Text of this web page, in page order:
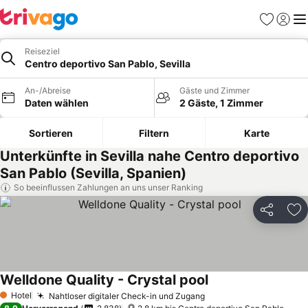
Favoriten
Reiseziel
Centro deportivo San Pablo, Sevilla
An-/Abreise
Daten wählen
Gäste und Zimmer
2 Gäste, 1 Zimmer
Sortieren Filtern Karte
Unterkünfte in Sevilla nahe Centro deportivo
San Pablo (Sevilla, Spanien)
So beeinflussen Zahlungen an uns unser Ranking
Teilen
1 Sterne
Hotel Nahtloser digitaler Check-in und ZugangPreise sehen
Welldone Quality - Crystal poolPreise sehen